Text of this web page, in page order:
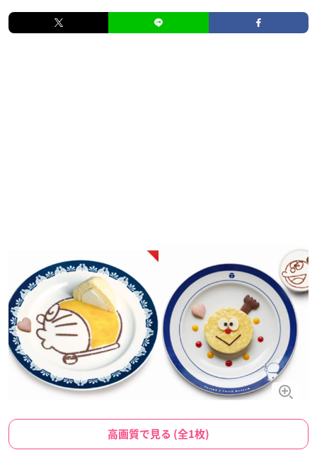
高画質で見る (全1枚)